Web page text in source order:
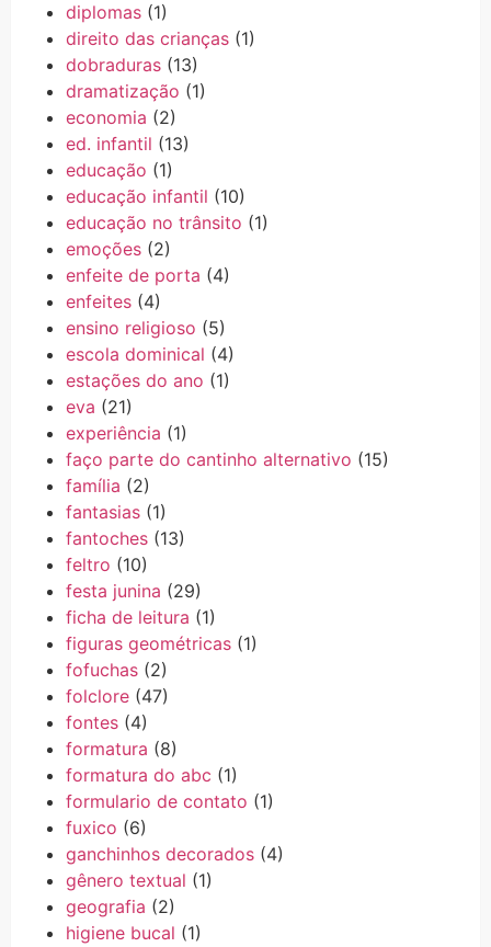
diplomas (1)
direito das crianças (1)
dobraduras (13)
dramatização (1)
economia (2)
ed. infantil (13)
educação (1)
educação infantil (10)
educação no trânsito (1)
emoções (2)
enfeite de porta (4)
enfeites (4)
ensino religioso (5)
escola dominical (4)
estações do ano (1)
eva (21)
experiência (1)
faço parte do cantinho alternativo (15)
família (2)
fantasias (1)
fantoches (13)
feltro (10)
festa junina (29)
ficha de leitura (1)
figuras geométricas (1)
fofuchas (2)
folclore (47)
fontes (4)
formatura (8)
formatura do abc (1)
formulario de contato (1)
fuxico (6)
ganchinhos decorados (4)
gênero textual (1)
geografia (2)
higiene bucal (1)